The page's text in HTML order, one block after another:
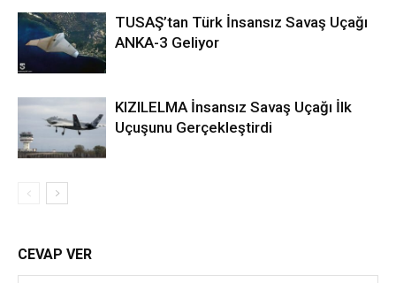
TUSAŞ’tan Türk İnsansız Savaş Uçağı
ANKA-3 Geliyor
KIZILELMA İnsansız Savaş Uçağı İlk
Uçuşunu Gerçekleştirdi
CEVAP VER